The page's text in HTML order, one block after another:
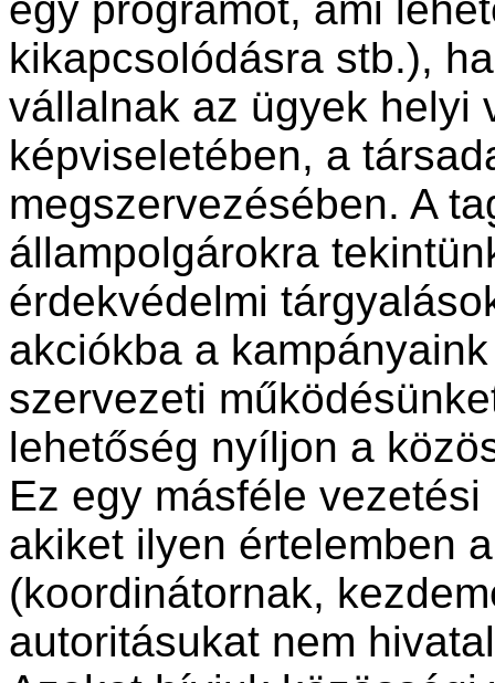
kikapcsolódásra stb.),
vállalnak az ügyek helyi
képviseletében, a
megszervezésében. A
állampolgárokra
érdekvédelmi
akciókba a
szervezeti
lehetőség nyíljon a
Ez egy másféle
akiket ilyen értelemben
(koordinátornak,
autoritásukat nem